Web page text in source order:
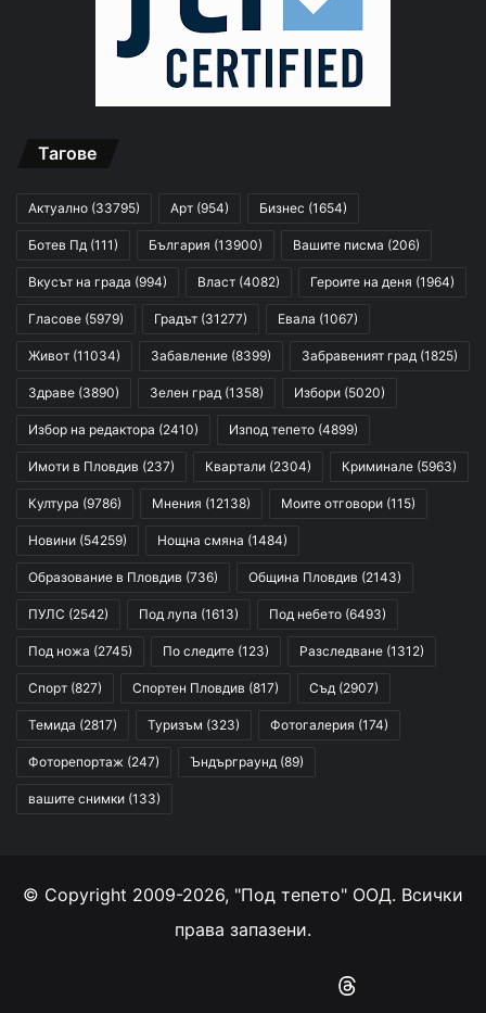
Тагове
Актуално (33795) Арт (954) Бизнес (1654)
Ботев Пд (111) България (13900) Вашите писма (206)
Вкусът на града (994) Власт (4082) Героите на деня (1964)
Гласове (5979) Градът (31277) Евала (1067)
Живот (11034) Забавление (8399) Забравеният град (1825)
Здраве (3890) Зелен град (1358) Избори (5020)
Избор на редактора (2410) Изпод тепето (4899)
Имоти в Пловдив (237) Квартали (2304) Криминале (5963)
Култура (9786) Мнения (12138) Моите отговори (115)
Новини (54259) Нощна смяна (1484)
Образование в Пловдив (736) Община Пловдив (2143)
ПУЛС (2542) Под лупа (1613) Под небето (6493)
Под ножа (2745) По следите (123) Разследване (1312)
Спорт (827) Спортен Пловдив (817) Съд (2907)
Темида (2817) Туризъм (323) Фотогалерия (174)
Фоторепортаж (247) Ъндърграунд (89)
вашите снимки (133)
© Copyright 2009-2026, "Под тепето" ООД. Всички
права запазени.
Instagram
RSS